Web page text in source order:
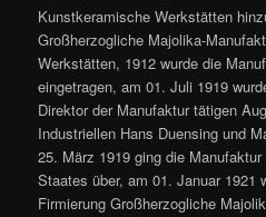
Kunstkeramische Werkstätten
Großherzogliche Majolika-
Werkstätten, 1912 wurde die
eingetragen, am 01. Juli 1919
Direktor der Manufaktur tätigen
Industriellen Hans Duensing und
25. März 1919 ging die
Staates über, am 01. Januar 1921
Firmierung Großherzogliche